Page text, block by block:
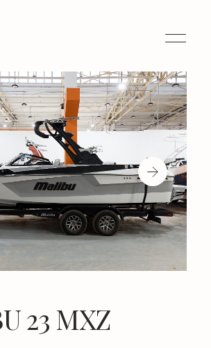
MXZ
MXZ является носовая
MXZ имеет отличную
разместить
III работают
системой рассчитанной
Сабвуфер 14 дюймов
дают